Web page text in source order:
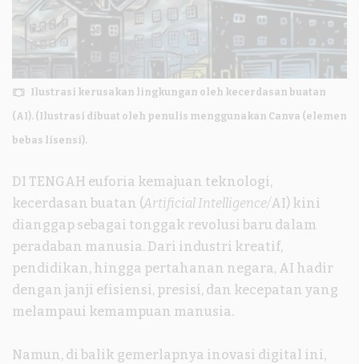
Ilustrasi kerusakan lingkungan oleh kecerdasan buatan
(AI). (Ilustrasi dibuat oleh penulis menggunakan Canva (elemen
bebas lisensi).
DI TENGAH euforia kemajuan teknologi,
kecerdasan buatan (Artificial Intelligence/AI) kini
dianggap sebagai tonggak revolusi baru dalam
peradaban manusia. Dari industri kreatif,
pendidikan, hingga pertahanan negara, AI hadir
dengan janji efisiensi, presisi, dan kecepatan yang
melampaui kemampuan manusia.
Namun, di balik gemerlapnya inovasi digital ini,